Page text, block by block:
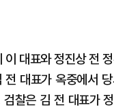
대표와 정진상 전
대표가 옥중에서
찰은 김 전 대표가